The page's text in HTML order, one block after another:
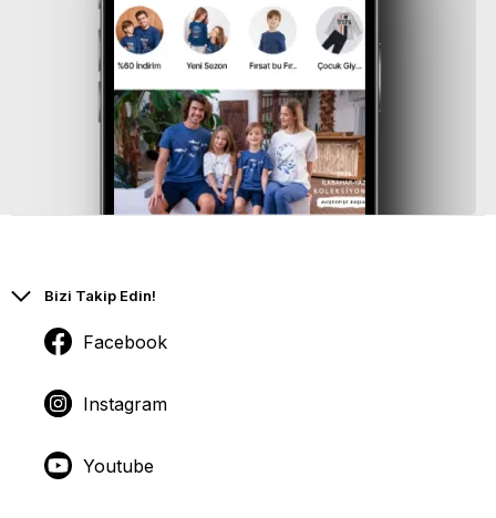
Bizi Takip Edin!
Facebook
Instagram
Youtube